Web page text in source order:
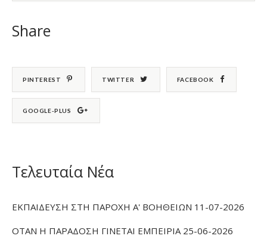
Share
PINTEREST TWITTER FACEBOOK
GOOGLE-PLUS
Τελευταία Νέα
ΕΚΠΑΙΔΕΥΣΗ ΣΤΗ ΠΑΡΟΧΗ Α' ΒΟΗΘΕΙΩΝ 11-07-2026
ΟΤΑΝ Η ΠΑΡΑΔΟΣΗ ΓΙΝΕΤΑΙ ΕΜΠΕΙΡΙΑ 25-06-2026